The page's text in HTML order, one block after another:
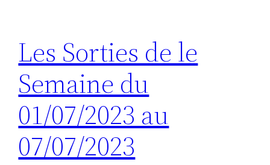
Les Sorties de le
Semaine du
01/07/2023 au
07/07/2023